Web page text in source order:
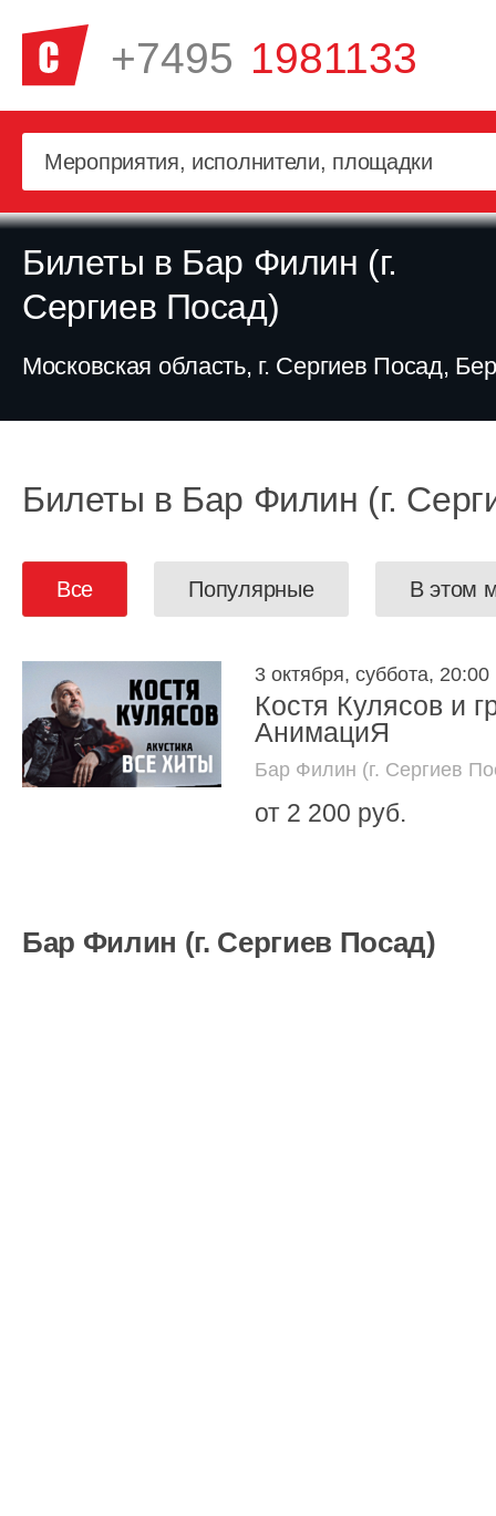
+7495 1981133
Билеты в Бар Филин (г.
Сергиев Посад)
Московская область, г. Сергиев Посад,
Билеты в Бар Филин (г.
Все Популярные В этом
3 октября, суббота, 20:00
Костя Кулясов и
АнимациЯ
Бар Филин (г. Сергиев
от 2 200 руб.
Бар Филин (г. Сергиев Посад)